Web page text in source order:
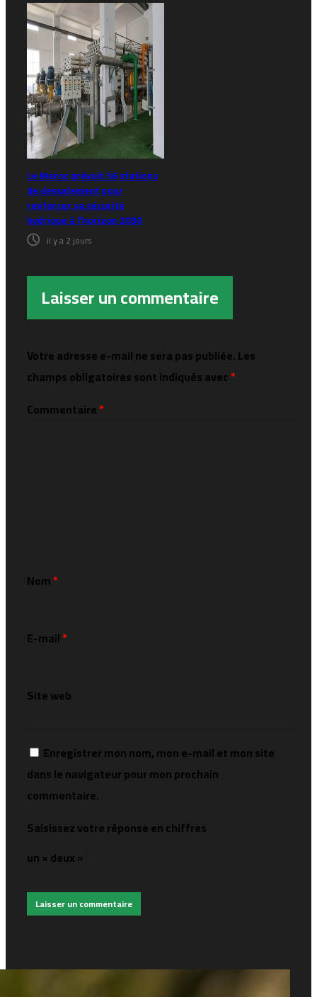
Le Maroc prévoit 36 stations
de dessalement pour
renforcer sa sécurité
hydrique à l’horizon 2030
il y a 2 jours
Laisser un commentaire
Votre adresse e-mail ne sera pas publiée.Les
champs obligatoires sont indiqués avec*
Commentaire*
Nom*
E-mail*
Site web
Enregistrer mon nom, mon e-mail et mon site
dans le navigateur pour mon prochain
commentaire.
Saisissez votre réponse en chiffres
un × deux =